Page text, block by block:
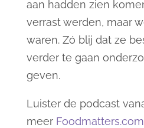
aan hadden zien
verrast werden, maar
waren. Zó blij dat ze
verder te gaan
geven.
Luister de podcast
meer Foodmatters.com